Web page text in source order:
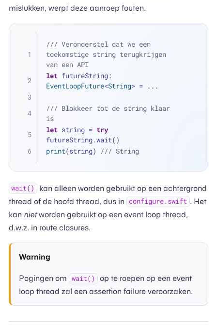
mislukken, werpt deze aanroep fouten.
/// Veronderstel dat we een
toekomstige string terugkrijgen
van een API
let
EventLoopFuture<String> = ...
/// Blokkeer tot de string klaar
is
let string = try
futureString.wait()
print(string) /// String
wait()
kan alleen worden gebruikt op een achtergrond
thread of de hoofd thread, dus in configure.swift . Het
kan nietworden gebruikt op een event loop thread,
d.w.z. in route closures.
Warning
Pogingen om wait()
op te roepen op een event
loop thread zal een assertion failure veroorzaken.